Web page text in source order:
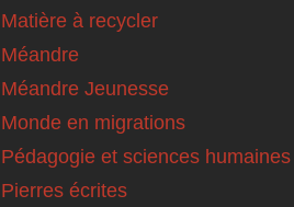
Matière à recycler
Méandre
Méandre Jeunesse
Monde en migrations
Pédagogie et sciences humaines
Pierres écrites